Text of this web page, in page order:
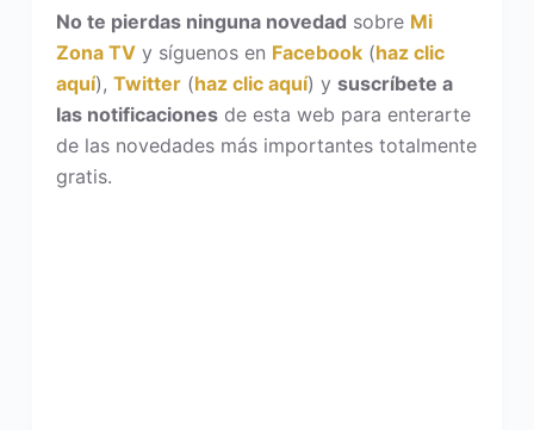
No te pierdas ninguna novedad sobre Mi
Zona TVy síguenos en Facebook(haz clic
aquí), Twitter(haz clic aquí) y suscríbete a
las notificacionesde esta web para enterarte
de las novedades más importantes totalmente
gratis.